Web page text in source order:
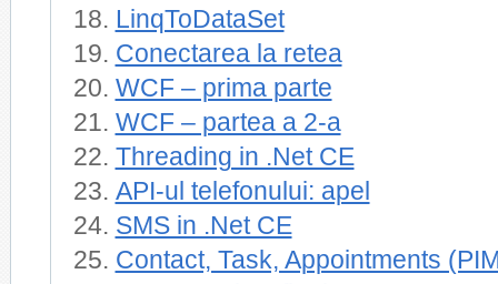
LinqToDataSet
Conectarea la retea
WCF – prima parte
WCF – partea a 2-a
Threading in .Net CE
API-ul telefonului: apel
SMS in .Net CE
Contact, Task, Appointments